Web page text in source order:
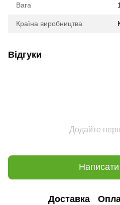
Вага
Країна виробництва
Відгуки
Додайте
Написати
Доставка